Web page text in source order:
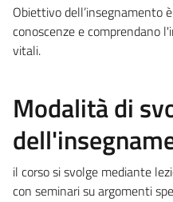
Obiettivo dell’insegnamento
conoscenze e comprendano
vitali.
Modalità di
il corso si svolge mediante
con seminari su argomenti